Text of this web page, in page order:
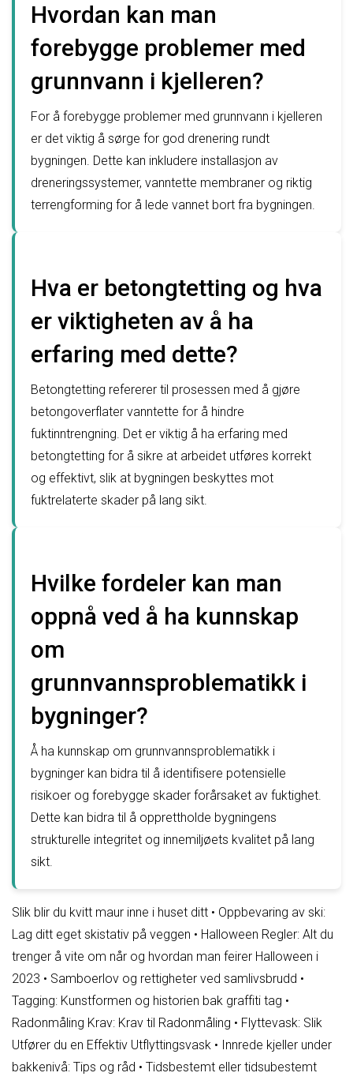
Hvordan kan man
forebygge problemer med
grunnvann i kjelleren?
For å forebygge problemer med grunnvann i kjelleren
er det viktig å sørge for god drenering rundt
bygningen. Dette kan inkludere installasjon av
dreneringssystemer, vanntette membraner og riktig
terrengforming for å lede vannet bort fra bygningen.
Hva er betongtetting og hva
er viktigheten av å ha
erfaring med dette?
Betongtetting refererer til prosessen med å gjøre
betongoverflater vanntette for å hindre
fuktinntrengning. Det er viktig å ha erfaring med
betongtetting for å sikre at arbeidet utføres korrekt
og effektivt, slik at bygningen beskyttes mot
fuktrelaterte skader på lang sikt.
Hvilke fordeler kan man
oppnå ved å ha kunnskap
om
grunnvannsproblematikk i
bygninger?
Å ha kunnskap om grunnvannsproblematikk i
bygninger kan bidra til å identifisere potensielle
risikoer og forebygge skader forårsaket av fuktighet.
Dette kan bidra til å opprettholde bygningens
strukturelle integritet og innemiljøets kvalitet på lang
sikt.
Slik blir du kvitt maur inne i huset ditt • Oppbevaring av ski:
Lag ditt eget skistativ på veggen • Halloween Regler: Alt du
trenger å vite om når og hvordan man feirer Halloween i
2023 • Samboerlov og rettigheter ved samlivsbrudd •
Tagging: Kunstformen og historien bak graffiti tag •
Radonmåling Krav: Krav til Radonmåling • Flyttevask: Slik
Utfører du en Effektiv Utflyttingsvask • Innrede kjeller under
bakkenivå: Tips og råd • Tidsbestemt eller tidsubestemt